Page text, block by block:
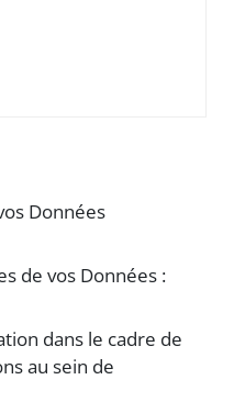
Données
de vos Données :
dans le cadre de
au sein de